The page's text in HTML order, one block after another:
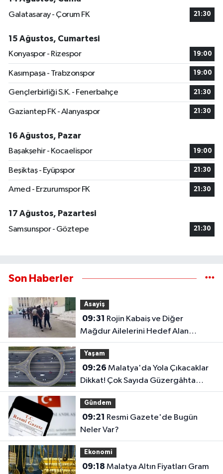
Galatasaray - Çorum FK
21:30
15 Ağustos, Cumartesi
Konyaspor - Rizespor
19:00
Kasımpaşa - Trabzonspor 19:00
Gençlerbirliği S.K. - Fenerbahçe 21:30
Gaziantep FK - Alanyaspor 21:30
16 Ağustos, Pazar
Başakşehir - Kocaelispor
19:00
Beşiktaş - Eyüpspor 21:30
Amed - Erzurumspor FK 21:30
17 Ağustos, Pazartesi
Samsunspor - Göztepe
21:30
Son Haberler
Asayiş
09:31
Mağdur Ailelerini Hedef Alan
Şebekeye Operasyon
Yaşam
09:26
Dikkat! Çok Sayıda Güzergâhta
Çalışma Sürüyor..
Gündem
09:21
Neler Var?
Ekonomi
09:18